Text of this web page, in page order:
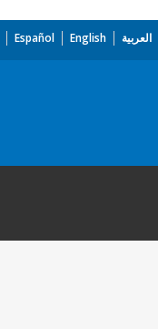
العربية English
Español